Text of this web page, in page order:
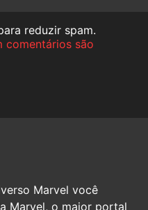
reduzir spam.
comentários são
Marvel você
Marvel, o maior portal